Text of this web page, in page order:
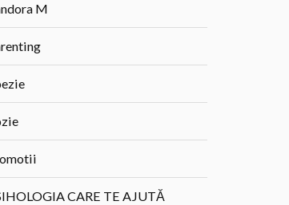
M
CARE TE AJUTĂ